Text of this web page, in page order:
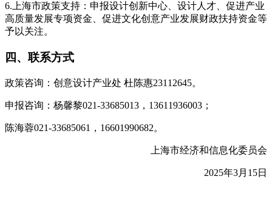
6.上海市政策支持：申报设计创新中心、设计人才、促进产业
高质量发展专项资金、促进文化创意产业发展财政扶持资金等
予以关注。
四、联系方式
政策咨询：创意设计产业处 杜陈惠23112645。
申报咨询：杨馨黎021-33685013，13611936003；
陈海蓉021-33685061，16601990682。
上海市经济和信息化委员会
2025年3月15日